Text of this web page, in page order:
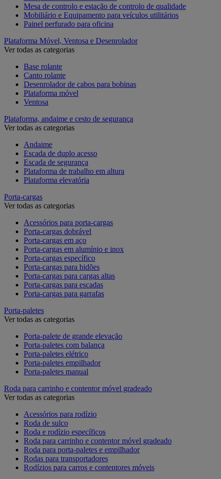
Mesa de controlo e estação de controlo de qualidade
Mobiliário e Equipamento para veículos utilitários
Painel perfurado para oficina
Plataforma Móvel, Ventosa e Desenrolador
Ver todas as categorias
Base rolante
Canto rolante
Desenrolador de cabos para bobinas
Plataforma móvel
Ventosa
Plataforma, andaime e cesto de segurança
Ver todas as categorias
Andaime
Escada de duplo acesso
Escada de segurança
Plataforma de trabalho em altura
Plataforma elevatória
Porta-cargas
Ver todas as categorias
Acessórios para porta-cargas
Porta-cargas dobrável
Porta-cargas em aço
Porta-cargas em alumínio e inox
Porta-cargas específico
Porta-cargas para bidões
Porta-cargas para cargas altas
Porta-cargas para escadas
Porta-cargas para garrafas
Porta-paletes
Ver todas as categorias
Porta-palete de grande elevação
Porta-paletes com balança
Porta-paletes elétrico
Porta-paletes empilhador
Porta-paletes manual
Roda para carrinho e contentor móvel gradeado
Ver todas as categorias
Acessórios para rodízio
Roda de sulco
Roda e rodízio específicos
Roda para carrinho e contentor móvel gradeado
Roda para porta-paletes e empilhador
Rodas para transportadores
Rodízios para carros e contentores móveis